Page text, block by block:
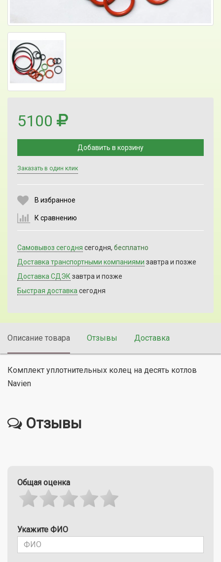
5100
Добавить в корзину
Заказать в один клик
В избранное
К сравнению
Самовывоз сегодня сегодня, бесплатно
Доставка транспортными компаниями завтра и позже
Доставка СДЭК завтра и позже
Быстрая доставка сегодня
Описание товара Отзывы Доставка
Комплект уплотнительных колец на десять котлов
Navien
Отзывы
Общая оценка
Укажите ФИО